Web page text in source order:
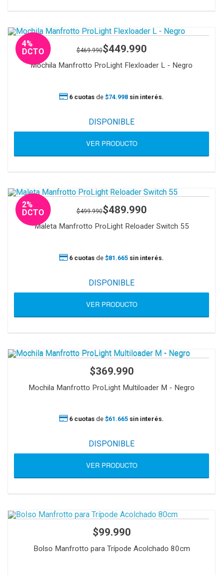
4%
DCTO
$469.990$449.990
Mochila Manfrotto ProLight Flexloader L - Negro
6 cuotas de $74.998 sin interés.
DISPONIBLE
VER PRODUCTO
2%
DCTO
$499.990$489.990
Maleta Manfrotto ProLight Reloader Switch 55
6 cuotas de $81.665 sin interés.
DISPONIBLE
VER PRODUCTO
$369.990
Mochila Manfrotto ProLight Multiloader M - Negro
6 cuotas de $61.665 sin interés.
DISPONIBLE
VER PRODUCTO
$99.990
Bolso Manfrotto para Trípode Acolchado 80cm